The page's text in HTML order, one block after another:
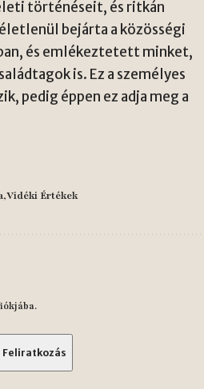
történéseit, és ritkán
bejárta a közösségi
és emlékeztetett minket,
is. Ez a személyes
pedig éppen ez adja meg a
Vidéki Értékek